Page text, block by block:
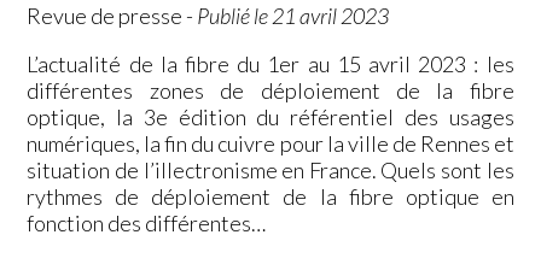
Revue de presse - Publié le 21 avril 2023
L’actualité de la fibre du 1er au 15 avril 2023 : les
différentes zones de déploiement de la fibre
optique, la 3e édition du référentiel des usages
numériques, la fin du cuivre pour la ville de Rennes et
situation de l’illectronisme en France. Quels sont les
rythmes de déploiement de la fibre optique en
fonction des différentes…